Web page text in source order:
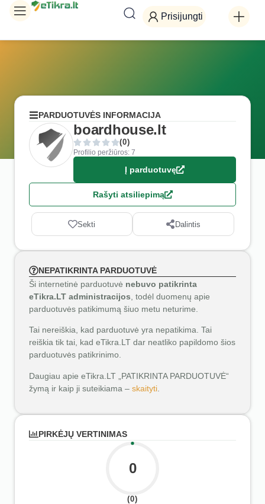
Prisijungti
PARDUOTUVĖS INFORMACIJA
boardhouse.lt
(0)
Profilio peržiūros: 7
Į parduotuvę
Rašyti atsiliepimą
Sekti Dalintis
NEPATIKRINTA PARDUOTUVĖ
Ši internetinė parduotuvė nebuvo patikrinta
eTikra.LT administracijos , todėl duomenų apie
parduotuvės patikimumą šiuo metu neturime.
Tai nereiškia, kad parduotuvė yra nepatikima. Tai
reiškia tik tai, kad eTikra.LT dar neatliko papildomo šios
parduotuvės patikrinimo.
Daugiau apie eTikra.LT „PATIKRINTA PARDUOTUVĖ“
žymą ir kaip ji suteikiama – skaityti
PIRKĖJŲ VERTINIMAS
0
(0)